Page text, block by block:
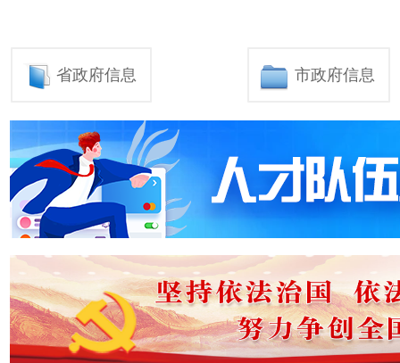
省政府信息 市政府信息